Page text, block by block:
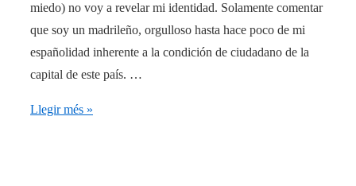
miedo) no voy a revelar mi identidad. Solamente comentar
que soy un madrileño, orgulloso hasta hace poco de mi
españolidad inherente a la condición de ciudadano de la
capital de este país. …
Carta
Llegir més »